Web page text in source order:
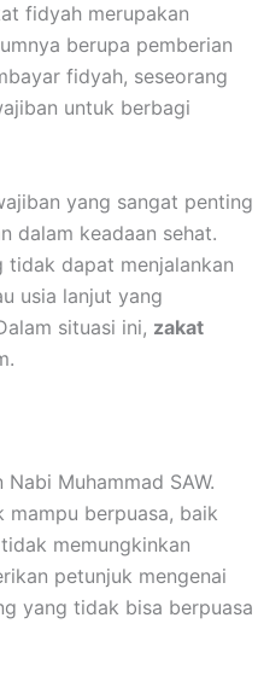
fidyah merupakan
berupa pemberian
fidyah, seseorang
untuk berbagi
yang sangat penting
dalam keadaan sehat.
tidak dapat menjalankan
usia lanjut yang
situasi ini, zakat
Muhammad SAW.
mampu berpuasa, baik
memungkinkan
petunjuk mengenai
yang tidak bisa berpuasa